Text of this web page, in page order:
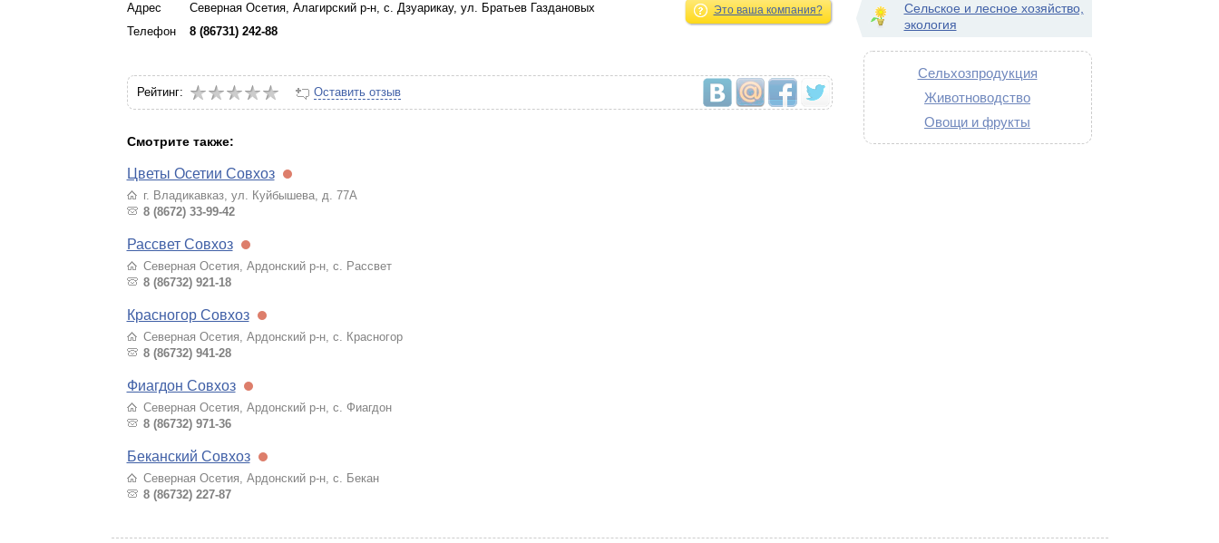
Это ваша компания?
Адрес
Северная Осетия, Алагирский р-н, с. Дзуарикау, ул. Братьев Газдановых
Телефон
8 (86731) 242-88
Рейтинг: Оставить отзыв
Смотрите также:
Цветы Осетии Совхоз
г. Владикавказ, ул. Куйбышева, д. 77А
8 (8672) 33-99-42
Рассвет Совхоз
Северная Осетия, Ардонский р-н, с. Рассвет
8 (86732) 921-18
Красногор Совхоз
Северная Осетия, Ардонский р-н, с. Красногор
8 (86732) 941-28
Фиагдон Совхоз
Северная Осетия, Ардонский р-н, с. Фиагдон
8 (86732) 971-36
Беканский Совхоз
Северная Осетия, Ардонский р-н, с. Бекан
8 (86732) 227-87
Сельское и лесное хозяйство,
экология
Сельхозпродукция
Животноводство
Овощи и фрукты